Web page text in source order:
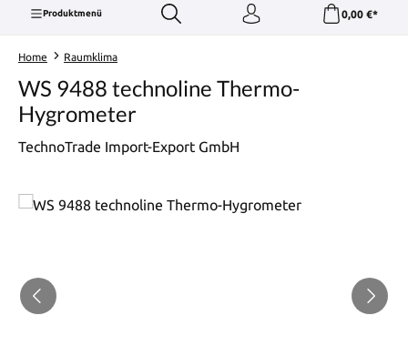
Produktmenü 0,00 €*
Home Raumklima
WS 9488 technoline Thermo-
Hygrometer
TechnoTrade Import-Export GmbH